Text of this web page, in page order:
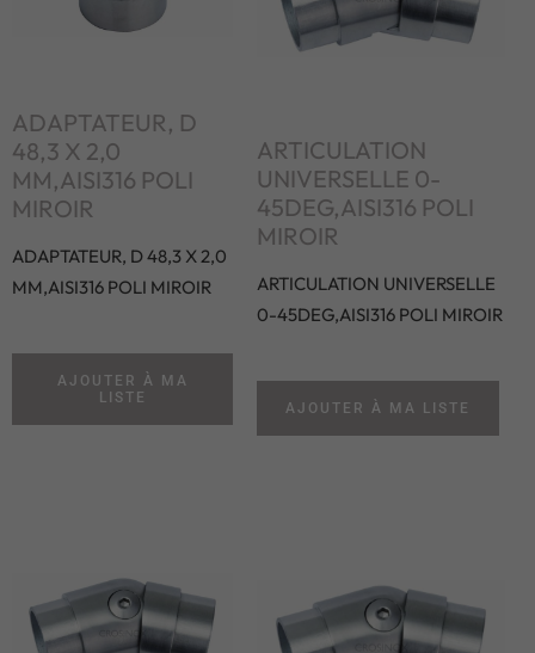
ADAPTATEUR, D
48,3 X 2,0
MM,AISI316 POLI
MIROIR
ADAPTATEUR, D 48,3 X 2,0
MM,AISI316 POLI MIROIR
AJOUTER À MA
LISTE
ARTICULATION
UNIVERSELLE 0-
45DEG,AISI316 POLI
MIROIR
ARTICULATION UNIVERSELLE
0-45DEG,AISI316 POLI MIROIR
AJOUTER À MA LISTE